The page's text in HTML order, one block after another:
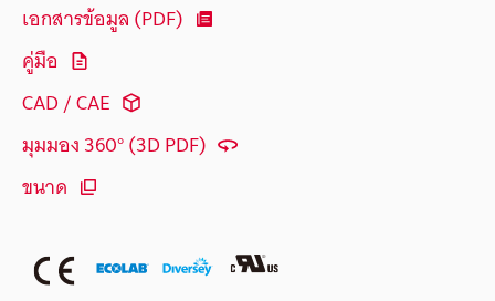
เอกสารข้อมูล (PDF)
คู่มือ
CAD / CAE
มุมมอง 360° (3D PDF)
ขนาด